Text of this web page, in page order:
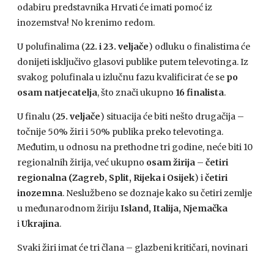
odabiru predstavnika Hrvati će imati pomoć iz
inozemstva! No krenimo redom.
U polufinalima (22. i 23. veljače) odluku o finalistima će
donijeti isključivo glasovi publike putem televotinga. Iz
svakog polufinala u izlučnu fazu kvalificirat će se po
osam natjecatelja, što znači ukupno 16 finalista.
U finalu (25. veljače) situacija će biti nešto drugačija –
točnije 50% žiri i 50% publika preko televotinga.
Međutim, u odnosu na prethodne tri godine, neće biti 10
regionalnih žirija, već ukupno osam žirija – četiri
regionalna (Zagreb, Split, Rijeka i Osijek) ičetiri
inozemna. Neslužbeno se doznaje kako su četiri zemlje
u međunarodnom žirijuIsland, Italija, Njemačka
iUkrajina.
Svaki žiri imat će tri člana – glazbeni kritičari, novinari